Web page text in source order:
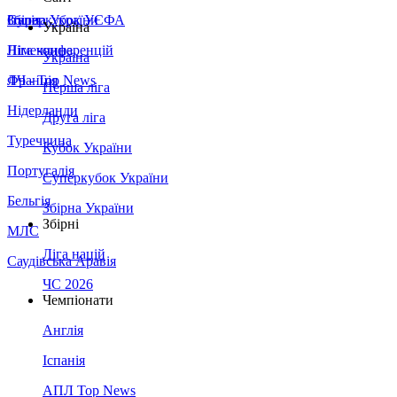
Збірна України
Італія
Німеччина
Франція
Нідерланди
Туреччина
Португалія
Бельгія
МЛС
Саудівська Аравія
Суперкубок УЄФА
Ліга конференцій
ЛЧ - Top News
Україна
Україна
Перша ліга
Друга ліга
Кубок України
Суперкубок України
Збірна України
Збірні
Ліга націй
ЧС 2026
Чемпіонати
Англія
Іспанія
АПЛ Top News